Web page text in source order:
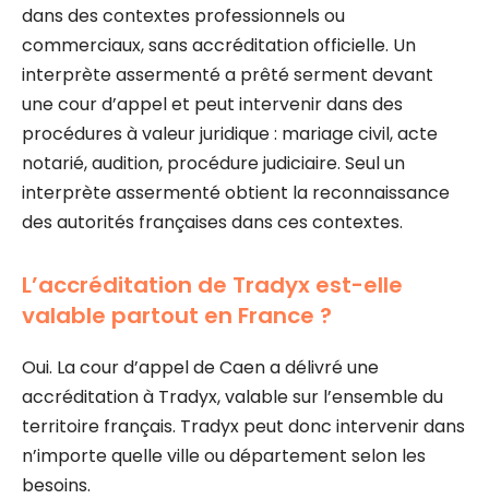
dans des contextes professionnels ou
commerciaux, sans accréditation officielle. Un
interprète assermenté a prêté serment devant
une cour d’appel et peut intervenir dans des
procédures à valeur juridique : mariage civil, acte
notarié, audition, procédure judiciaire. Seul un
interprète assermenté obtient la reconnaissance
des autorités françaises dans ces contextes.
L’accréditation de Tradyx est-elle
valable partout en France ?
Oui. La cour d’appel de Caen a délivré une
accréditation à Tradyx, valable sur l’ensemble du
territoire français. Tradyx peut donc intervenir dans
n’importe quelle ville ou département selon les
besoins.